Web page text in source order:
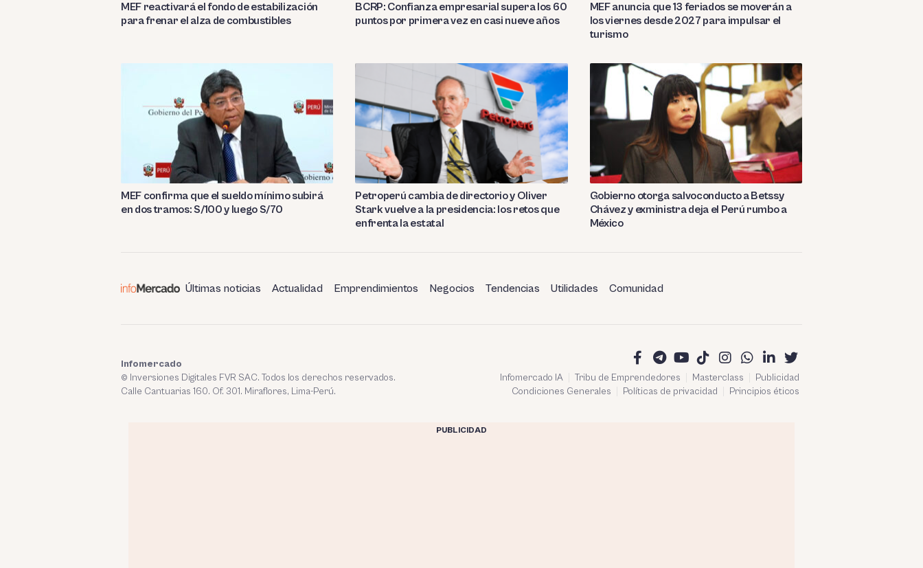
MEF reactivará el fondo de estabilización
para frenar el alza de combustibles
BCRP: Confianza empresarial supera los 60
puntos por primera vez en casi nueve años
MEF anuncia que 13 feriados se moverán a
los viernes desde 2027 para impulsar el
turismo
MEF confirma que el sueldo mínimo subirá
en dos tramos: S/100 y luego S/70
Petroperú cambia de directorio y Oliver
Stark vuelve a la presidencia: los retos que
enfrenta la estatal
Gobierno otorga salvoconducto a Betssy
Chávez y exministra deja el Perú rumbo a
México
Últimas noticias Actualidad Emprendimientos Negocios Tendencias Utilidades Comunidad
Infomercado IA Tribu de Emprendedores Masterclass
Publicidad
Condiciones Generales
Políticas de privacidad Principios éticos
Infomercado
© Inversiones Digitales FVR SAC. Todos los derechos reservados.
Calle Cantuarias 160. Of. 301. Miraflores, Lima-Perú.
PUBLICIDAD